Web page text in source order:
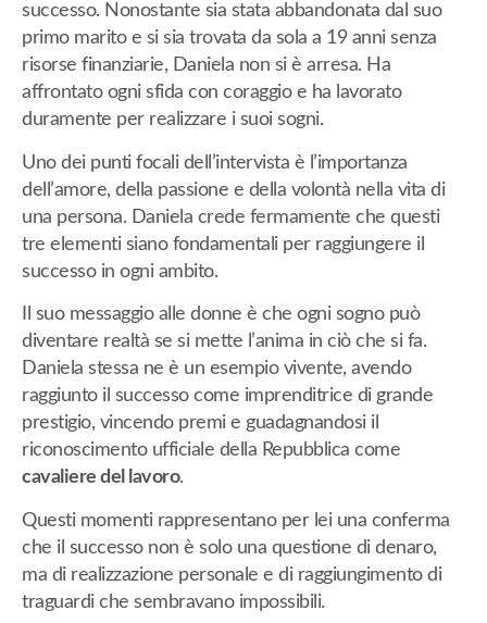
successo. Nonostante sia stata abbandonata dal suo
primo marito e si sia trovata da sola a 19 anni senza
risorse finanziarie, Daniela non si è arresa. Ha
affrontato ogni sfida con coraggio e ha lavorato
duramente per realizzare i suoi sogni.
Uno dei punti focali dell’intervista è l’importanza
dell’amore, della passione e della volontà nella vita di
una persona. Daniela crede fermamente che questi
tre elementi siano fondamentali per raggiungere il
successo in ogni ambito.
Il suo messaggio alle donne è che ogni sogno può
diventare realtà se si mette l’anima in ciò che si fa.
Daniela stessa ne è un esempio vivente, avendo
raggiunto il successo come imprenditrice di grande
prestigio, vincendo premi e guadagnandosi il
riconoscimento ufficiale della Repubblica come
cavaliere del lavoro.
Questi momenti rappresentano per lei una conferma
che il successo non è solo una questione di denaro,
ma di realizzazione personale e di raggiungimento di
traguardi che sembravano impossibili.